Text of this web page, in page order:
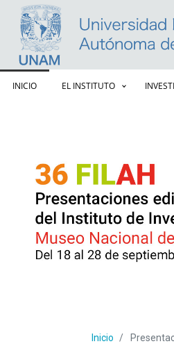
Navegación principal
INICIO EL INSTITUTO
Inicio